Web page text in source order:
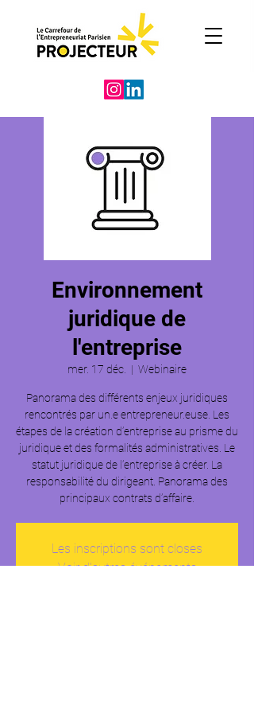
Environnement
juridique de
l'entreprise
mer. 17 déc.
  |
Webinaire
Panorama des différents enjeux juridiques
rencontrés par un.e entrepreneur.euse. Les
étapes de la création d’entreprise au prisme du
juridique et des formalités administratives. Le
statut juridique de l’entreprise à créer​. La
responsabilité du dirigeant. Panorama des
principaux contrats d’affaire.
Les inscriptions sont closes
Voir d'autres événements